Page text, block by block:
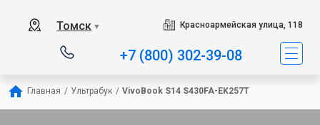
Томск ▼ Красноармейская улица, 118
+7 (800) 302-39-08
Главная / Ультрабук / VivoBook S14 S430FA-EK257T